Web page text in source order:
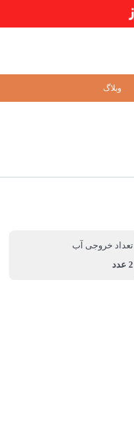
وبلاگ
تعداد خروجی آب
2 عدد